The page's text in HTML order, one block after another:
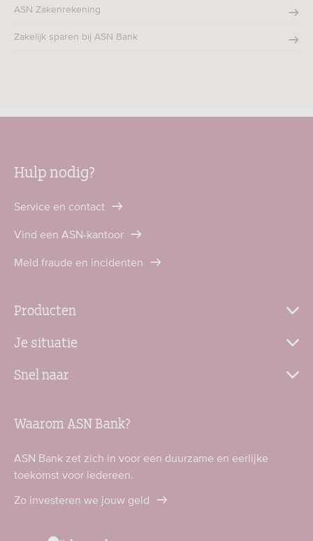
ASN Zakenrekening
Zakelijk sparen bij ASN Bank
Hulp nodig?
Service en contact
Vind een ASN-kantoor
Meld fraude en incidenten
Producten
Je situatie
Snel naar
Waarom ASN Bank?
ASN Bank zet zich in voor een duurzame en eerlijke
toekomst voor iedereen.
Zo investeren we jouw geld